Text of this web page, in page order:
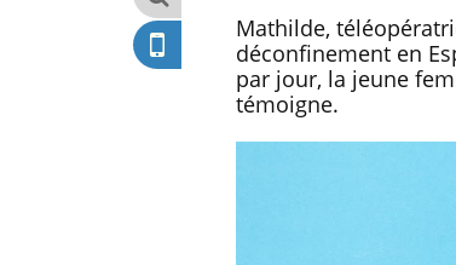
Mathilde,
déconfinement en
par jour, la jeune
témoigne.